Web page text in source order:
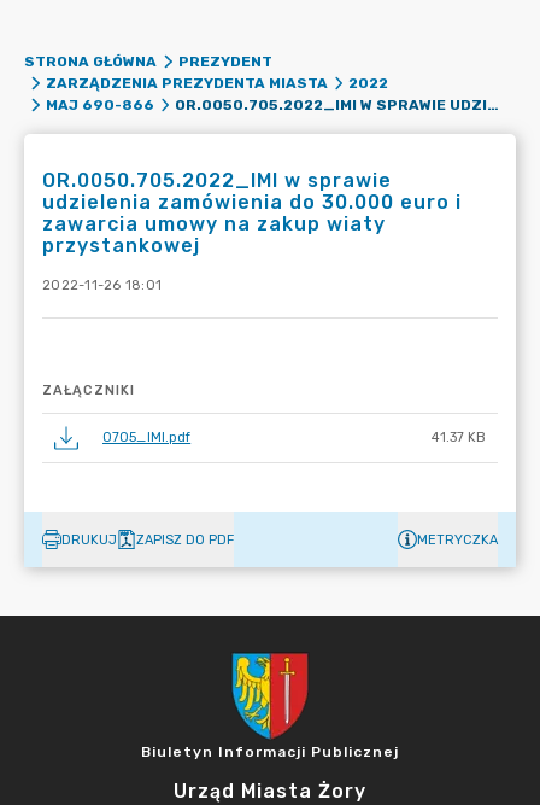
STRONA GŁÓWNA
PREZYDENT
ZARZĄDZENIA PREZYDENTA MIASTA
2022
MAJ 690-866
OR.0050.705.2022_IMI W SPRAWIE UDZIELENIA ZAMÓWIENIA DO 30.000 EURO I ZAWARCIA UMOWY NA ZAKUP WIATY PRZYSTANKOWEJ
OR.0050.705.2022_IMI w sprawie
udzielenia zamówienia do 30.000 euro i
zawarcia umowy na zakup wiaty
przystankowej
2022-11-26 18:01
ZAŁĄCZNIKI
0705_IMI.pdf 41.37 KB
DRUKUJ ZAPISZ DO PDF METRYCZKA
Biuletyn Informacji Publicznej
Urząd Miasta Żory